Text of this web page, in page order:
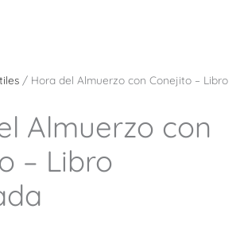
/ Hora del Almuerzo con Conejito – Libro
Almuerzo con
– Libro